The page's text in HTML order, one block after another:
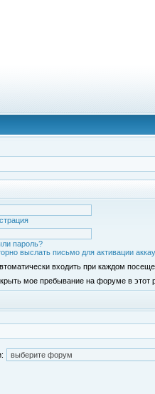
пароль?
выслать письмо для активации
входить при каждом
мое пребывание на форуме в этот